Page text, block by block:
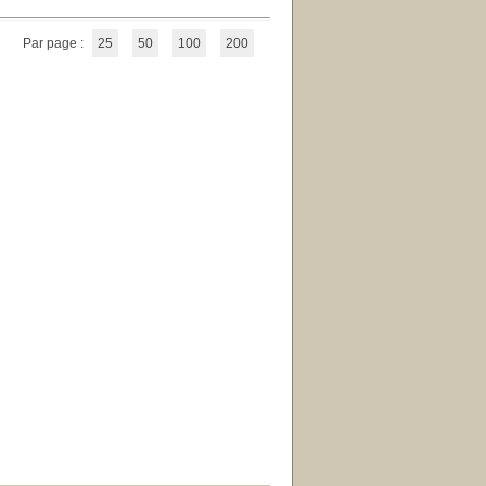
Par page : 25 50 100 200